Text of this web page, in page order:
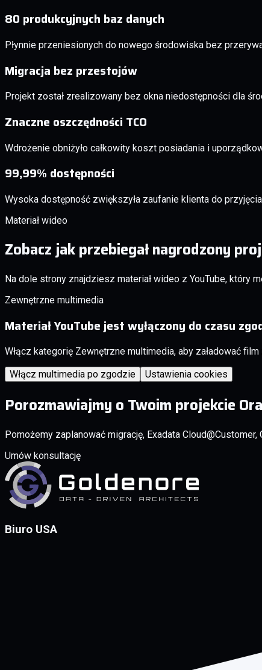
80 produkcyjnych baz danych
Płynnie przeniesionych do nowego środowiska bez
Migracja bez przestojów
Projekt został zrealizowany bez okna niedostępności dla
Znaczne oszczędności TCO
Wdrożenie obniżyło całkowity koszt posiadania i
99,99% dostępności
Wysoka dostępność zwiększyła zaufanie klienta do
Materiał wideo
Zobacz jak przebiegał nagrodzony
Na dole strony znajdziesz materiał wideo z YouTube, który
Zewnętrzne multimedia
Materiał YouTube jest wyłączony do czasu
Włącz kategorię Zewnętrzne multimedia, aby załadować
Włącz multimedia po zgodzie
Ustawienia cookies
Porozmawiajmy o Twoim projekcie
Pomożemy zaplanować migrację, Exadata
Umów konsultację
Biuro USA